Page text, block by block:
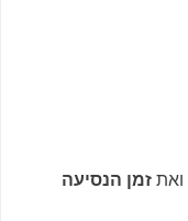
ואתזמן הנסיעה